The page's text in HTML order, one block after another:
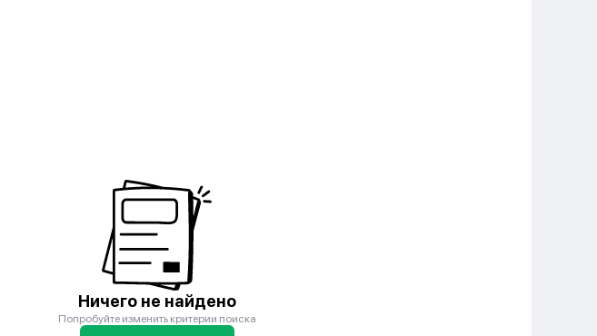
Ничего не найдено
Попробуйте изменить критерии поиска